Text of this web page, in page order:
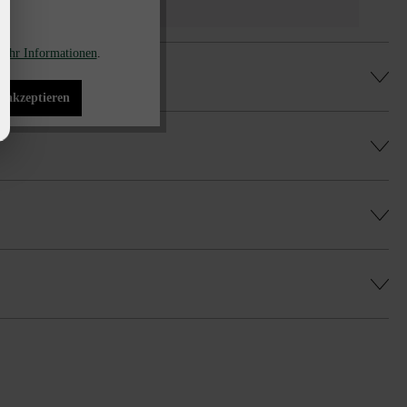
Diese Differenz zu den
Mehr Informationen
akzeptieren